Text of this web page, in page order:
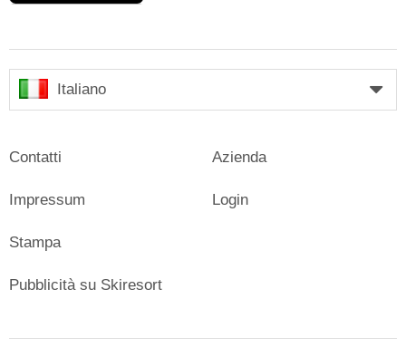
Italiano
Contatti
Impressum
Stampa
Azienda
Login
Pubblicità su Skiresort